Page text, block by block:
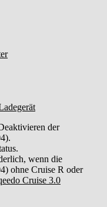
der
wenn die
ohne Cruise R oder
Cruise 3.0